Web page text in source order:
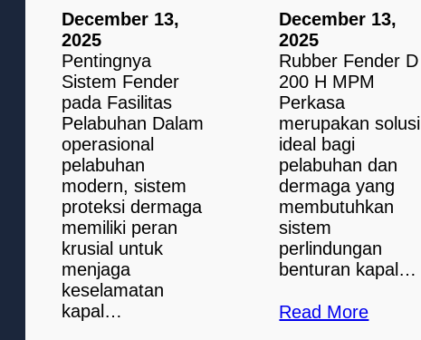
December 13,
2025
Pentingnya
Sistem Fender
pada Fasilitas
Pelabuhan Dalam
operasional
pelabuhan
modern, sistem
proteksi dermaga
memiliki peran
krusial untuk
menjaga
keselamatan
kapal…
December 13,
2025
Rubber Fender D
200 H MPM
Perkasa
merupakan solusi
ideal bagi
pelabuhan dan
dermaga yang
membutuhkan
sistem
perlindungan
benturan kapal…
Read More